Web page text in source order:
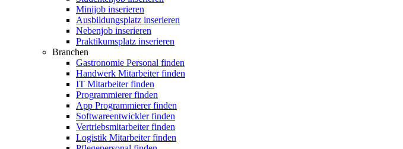
Minijob inserieren
Ausbildungsplatz inserieren
Nebenjob inserieren
Praktikumsplatz inserieren
Branchen
Gastronomie Personal finden
Handwerk Mitarbeiter finden
IT Mitarbeiter finden
Programmierer finden
App Programmierer finden
Softwareentwickler finden
Vertriebsmitarbeiter finden
Logistik Mitarbeiter finden